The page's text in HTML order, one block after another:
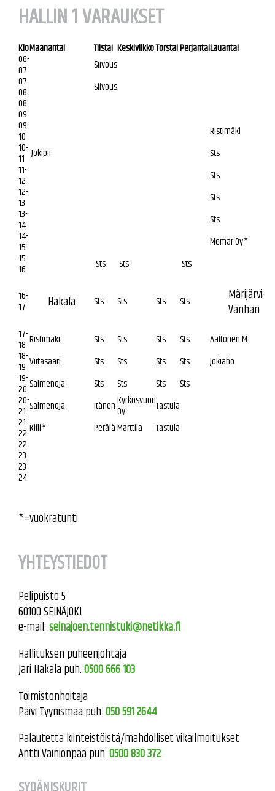
HALLIN 1 VARAUKSET
KloMaanantai Tiistai KeskiviikkoTorstaiPerjantaiLauantai
06-
07
Siivous
07-
08
Siivous
08-
09
09-
10
Ristimäki
10-
11 Jokipii
Sts
11-
12
Sts
12-
13
Sts
13-
14
Sts
14-
15
Memar Oy*
15-
16 Sts Sts Sts
16-
17 Hakala Sts Sts Sts Sts
Märijärvi-
Vanhan
17-
18 Ristimäki Sts Sts Sts Sts
Aaltonen M
18-
19 Viitasaari Sts Sts Sts Sts
Jokiaho
19-
20 Salmenoja Sts Sts Sts
Sts
20-
21 Salmenoja ItänenKyrkösvuori
Oy
Tastula
21-
22 Kiili* PeräläMarttila
Tastula
22-
23
23-
24
*=vuokratunti
YHTEYSTIEDOT
Pelipuisto 5
60100 SEINÄJOKI
e-mail: seinajoen.tennistuki@netikka.fi
Hallituksen puheenjohtaja
Jari Hakala puh.0500 666 103
Toimistonhoitaja
Päivi Tyynismaa puh.050 591 2644
Palautetta kiinteistöistä/mahdolliset vikailmoitukset
Antti Vainionpää puh.0500 830 372